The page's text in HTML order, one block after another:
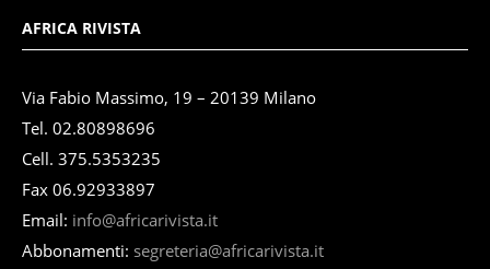
AFRICA RIVISTA
Via Fabio Massimo, 19 – 20139 Milano
Tel. 02.80898696
Cell. 375.5353235
Fax 06.92933897
Email: info@africarivista.it
Abbonamenti: segreteria@africarivista.it